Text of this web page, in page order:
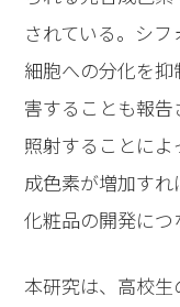
されている。シ
細胞への分化を
害することも報
照射することに
成色素が増加す
化粧品の開発につ
本研究は、高校